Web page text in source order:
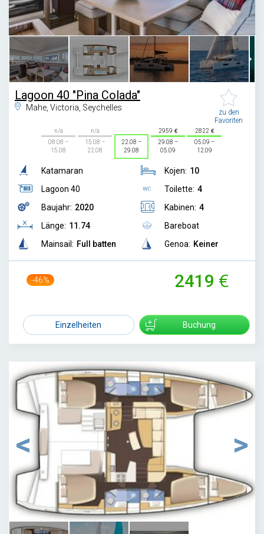
1/9
Lagoon 40 "Pina Colada"
Mahe, Victoria, Seychelles
zu den
Favoriten
n/a
08.08 –
15.08
n/a
15.08 –
22.08
22.08 –
29.08
2959
29.08 –
05.09
2822
05.09 –
12.09
Katamaran
Lagoon 40
Baujahr: 2020
Länge: 11.74
Mainsail: Full batten
Kojen: 10
Toilette: 4
Kabinen: 4
Bareboat
Genoa: Keiner
-46% 2419
Einzelheiten Buchung
1/3